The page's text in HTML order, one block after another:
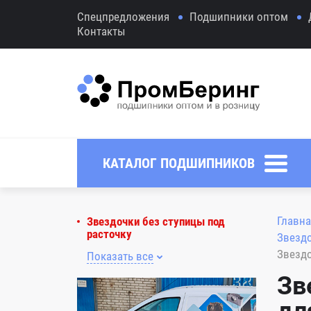
Спецпредложения Подшипники оптом
Контакты
КАТАЛОГ ПОДШИПНИКОВ
Звездочки без ступицы под
расточку
Показать все